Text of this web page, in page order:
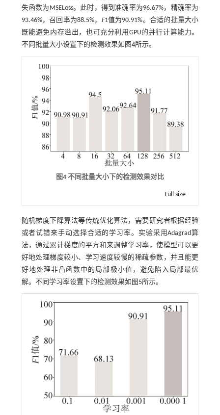
失函数为MSELoss。此时，得到准确率为96.67%，精确率为
93.46%，召回率为88.5%， F1值为90.91%。合适的批量大小
既能避免内存溢出，也可充分利用GPU的并行计算能力。
不同批量大小设置下的检测效果如 图4所示。
图4 不同批量大小下的检测效果对比
Full size
随机梯度下降算法等传统优化算法，需要研究者根据经验
或者试错来手动选择合适的学习率。实验采用Adagrad算
法，通过累计梯度的平方和来调整学习率，使模型可以更
好地处理梯度较小、学习速度较慢的稀疏参数，并且能更
好地处理非凸函数中的局部极小值，避免陷入局部最优
解。不同学习率设置下的检测效果如 图5所示。